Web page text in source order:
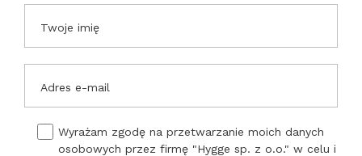
Twoje imię
Adres e-mail
Wyrażam zgodę na przetwarzanie moich danych
osobowych przez firmę "Hygge sp. z o.o." w celu i